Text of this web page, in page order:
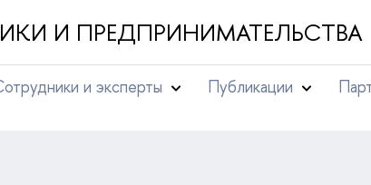
И ПРЕДПРИНИМАТЕЛЬСТВА
и эксперты Публикации